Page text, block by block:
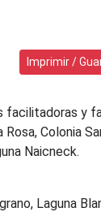
Imprimir /
facilitadoras y
Colonia
Naicneck.
Laguna